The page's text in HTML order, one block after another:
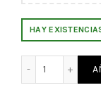
HAY
Patafix